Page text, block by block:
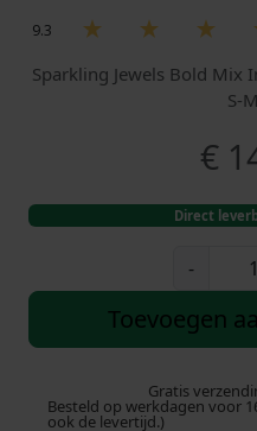
9.3
Sparkling Jewels Bold Mix
S-
€
Direct
-
a
l
i
Toevoegen
Gratis
Besteld op werkdagen voor
ook de levertijd.)